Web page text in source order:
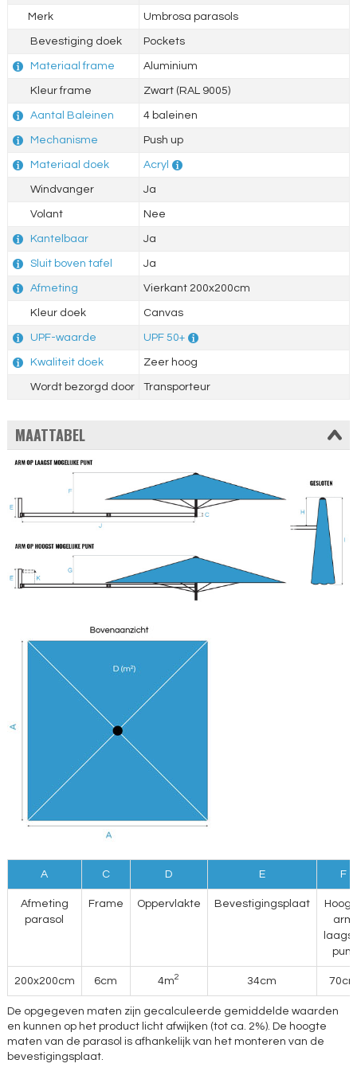
Merk Umbrosa parasols
Bevestiging doek Pockets
Materiaal frame Aluminium
Kleur frame Zwart (RAL 9005)
Aantal Baleinen 4 baleinen
Mechanisme Push up
Materiaal doek Acryl
Windvanger Ja
Volant Nee
Kantelbaar Ja
Sluit boven tafel Ja
Afmeting Vierkant 200x200cm
Kleur doek Canvas
UPF-waarde UPF 50+
Kwaliteit doek Zeer hoog
Wordt bezorgd door Transporteur
MAATTABEL
A C D E F
Afmeting
parasol
Frame Oppervlakte Bevestigingsplaat
arm
punt
200x200cm 6cm 4m2 34cm
De opgegeven maten zijn gecalculeerde gemiddelde waarden
en kunnen op het product licht afwijken (tot ca. 2%). De hoogte
maten van de parasol is afhankelijk van het monteren van de
bevestigingsplaat.